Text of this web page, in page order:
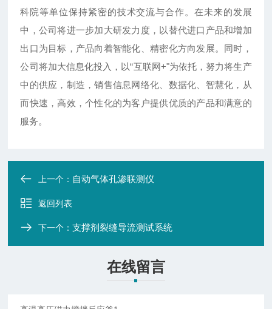
科院等单位保持紧密的技术交流与合作。在未来的发展
中，公司将进一步加大研发力度，以替代进口产品和增加
出口为目标，产品向着智能化、精密化方向发展。同时，
公司将加大信息化投入，以“互联网+"为依托，努力将生产
中的供应，制造，销售信息网络化、数据化、智慧化，从
而快速，高效，个性化的为客户提供优质的产品和满意的
服务。
上一个： 自动气体孔渗联测仪
返回列表
下一个：支撑剂裂缝导流测试系统
在线留言